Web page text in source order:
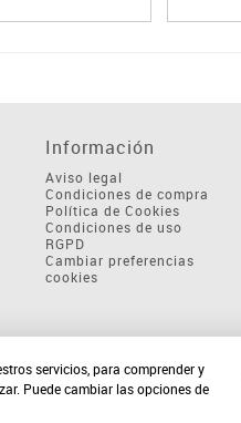
Información
Aviso legal
Condiciones de compra
Política de Cookies
Condiciones de uso
RGPD
Cambiar preferencias
cookies
servicios, para comprender y
Puede cambiar las opciones de